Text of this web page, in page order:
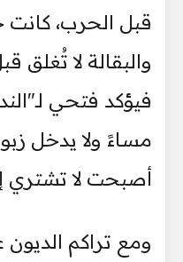
قبل الحرب، كانت
والبقالة لا تُغلق
فيؤكد فتحي
مساءً ولا يدخل
أصبحت لا تشتري
ومع تراكم الديون